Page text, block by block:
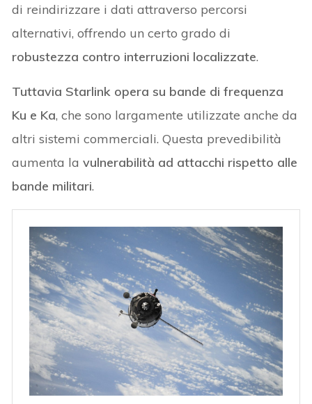
di reindirizzare i dati attraverso percorsi
alternativi, offrendo un certo grado di
robustezza contro interruzioni localizzate.
Tuttavia Starlink opera su bande di frequenza
Ku e Ka, che sono largamente utilizzate anche da
altri sistemi commerciali. Questa prevedibilità
aumenta lavulnerabilità ad attacchi rispetto alle
bande militari.